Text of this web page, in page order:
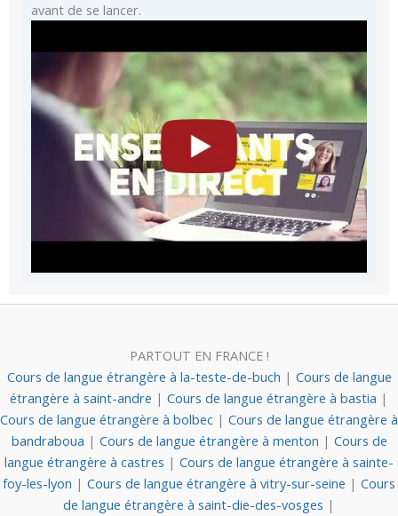
avant de se lancer.
PARTOUT EN FRANCE !
Cours de langue étrangère à la-teste-de-buch | Cours de langue
étrangère à saint-andre | Cours de langue étrangère à bastia |
Cours de langue étrangère à bolbec | Cours de langue étrangère à
bandraboua | Cours de langue étrangère à menton | Cours de
langue étrangère à castres | Cours de langue étrangère à sainte-
foy-les-lyon | Cours de langue étrangère à vitry-sur-seine | Cours
de langue étrangère à saint-die-des-vosges |